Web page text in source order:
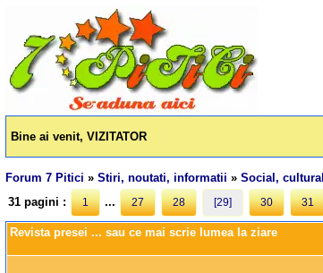
Bine ai venit, VIZITATOR
Forum 7 Pitici »Stiri, noutati, informatii »Social, cultural
31 pagini :
1 ... 27 28 [29] 30 31
Revista presei ... sau ce mai scrie lumea la ziare